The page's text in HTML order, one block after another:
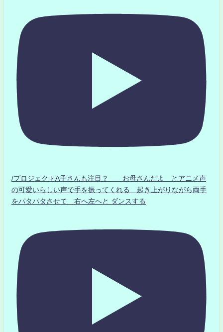
/プロジェクトA子さんも注目？ お母さんだよ とアニメ声
の可愛いらしい声で手を振ってくれる 起き上がりながら両手
をパタパタさせて 右へ左へと ダンスする